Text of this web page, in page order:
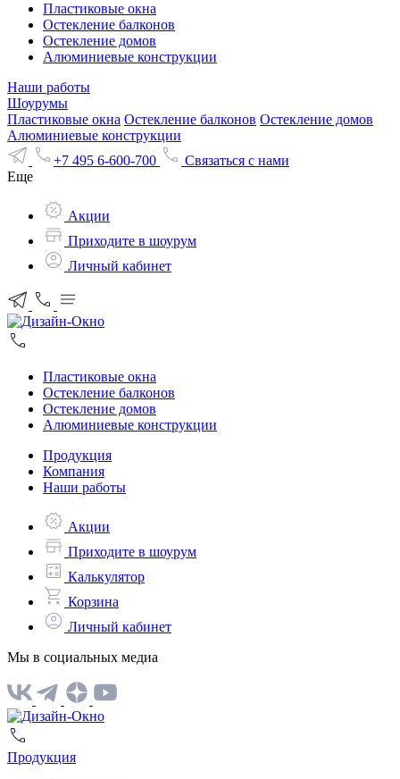
Пластиковые окна
Остекление балконов
Остекление домов
Алюминиевые конструкции
Наши работы
Шоурумы
Пластиковые окна Остекление балконов Остекление домов
Алюминиевые конструкции
+7 495 6-600-700
Связаться с нами
Еще
Акции
Приходите в шоурум
Личный кабинет
Пластиковые окна
Остекление балконов
Остекление домов
Алюминиевые конструкции
Продукция
Компания
Наши работы
Акции
Приходите в шоурум
Калькулятор
Корзина
Личный кабинет
Мы в социальных медиа
Продукция